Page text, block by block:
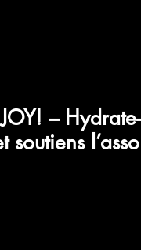
– Hydrate-
soutiens l’asso